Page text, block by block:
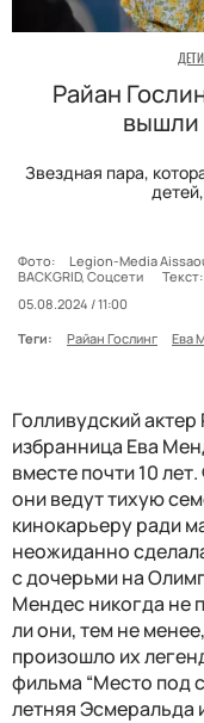
ДЕТИ
Райан
вышли
Звездная пара,
Фото:
Legion-Media
BACKGRID, Соцсети
Текст:
05.08.2024 / 11:00
Теги:
Райан Гослинг Ева
Голливудский
избранница Ева
вместе почти 10
они ведут тихую
кинокарьеру ради
неожиданно
с дочерьми на
Мендес никогда не
ли они, тем не
произошло их
фильма “Место под
летняя Эсмеральда